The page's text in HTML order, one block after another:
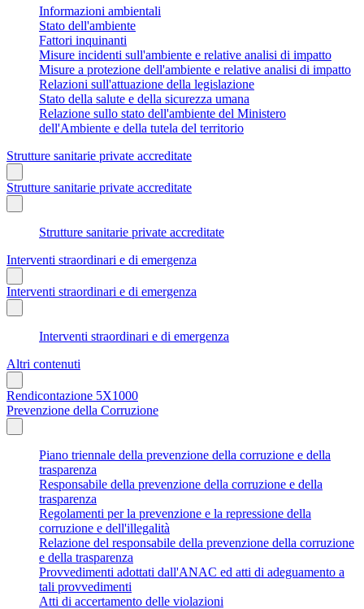
Informazioni ambientali
Stato dell'ambiente
Fattori inquinanti
Misure incidenti sull'ambiente e relative analisi di impatto
Misure a protezione dell'ambiente e relative analisi di impatto
Relazioni sull'attuazione della legislazione
Stato della salute e della sicurezza umana
Relazione sullo stato dell'ambiente del Ministero
dell'Ambiente e della tutela del territorio
Strutture sanitarie private accreditate
Strutture sanitarie private accreditate
Strutture sanitarie private accreditate
Interventi straordinari e di emergenza
Interventi straordinari e di emergenza
Interventi straordinari e di emergenza
Altri contenuti
Rendicontazione 5X1000
Prevenzione della Corruzione
Piano triennale della prevenzione della corruzione e della
trasparenza
Responsabile della prevenzione della corruzione e della
trasparenza
Regolamenti per la prevenzione e la repressione della
corruzione e dell'illegalità
Relazione del responsabile della prevenzione della corruzione
e della trasparenza
Provvedimenti adottati dall'ANAC ed atti di adeguamento a
tali provvedimenti
Atti di accertamento delle violazioni